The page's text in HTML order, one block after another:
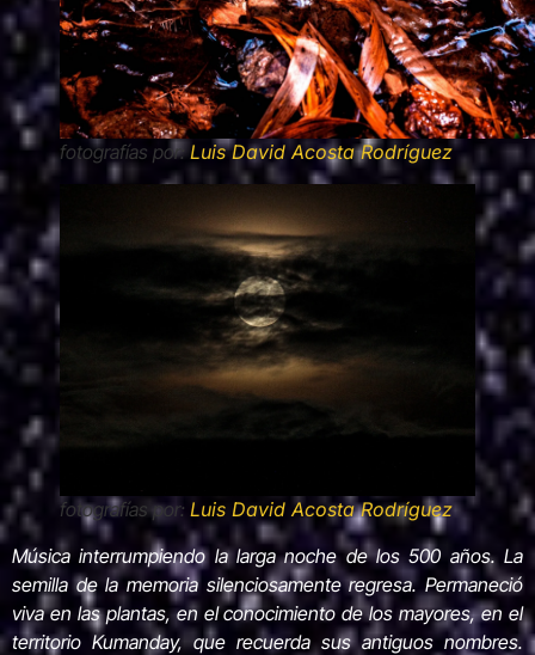
fotografías por:Luis David Acosta Rodríguez
fotografías por: Luis David Acosta Rodríguez
Música interrumpiendo la larga noche de los 500 años. La
semilla de la memoria silenciosamente regresa. Permaneció
viva en las plantas, en el conocimiento de los mayores, en el
territorio Kumanday, que recuerda sus antiguos nombres.